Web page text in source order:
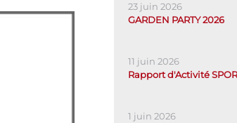
23 juin 2026
GARDEN PARTY 2026
11 juin 2026
Rapport d'Activité
1 juin 2026